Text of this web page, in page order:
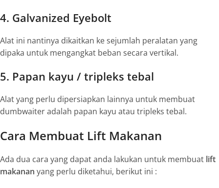
4. Galvanized Eyebolt
Alat ini nantinya dikaitkan ke sejumlah peralatan yang
dipaka untuk mengangkat beban secara vertikal.
5. Papan kayu / tripleks tebal
Alat yang perlu dipersiapkan lainnya untuk membuat
dumbwaiteradalah papan kayu atau tripleks tebal.
Cara Membuat Lift Makanan
Ada dua cara yang dapat anda lakukan untuk membuat lift
makanan yang perlu diketahui, berikut ini :